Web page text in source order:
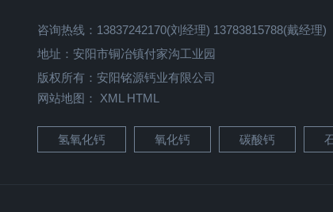
咨询热线：13837242170(刘经理) 13783815788(戴经
地址：安阳市铜冶镇付家沟工业园
版权所有：安阳铭源钙业有限公司
网站地图： XML HTML
氢氧化钙 氧化钙 碳酸钙